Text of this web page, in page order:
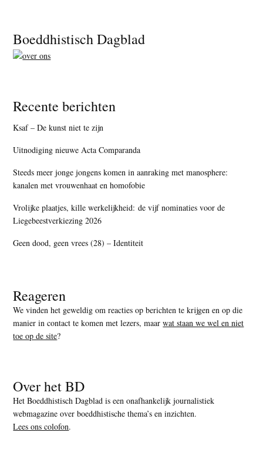
Footer
Boeddhistisch Dagblad
Recente berichten
Ksaf – De kunst niet te zijn
Uitnodiging nieuwe Acta Comparanda
Steeds meer jonge jongens komen in aanraking met manosphere:
kanalen met vrouwenhaat en homofobie
Vrolijke plaatjes, kille werkelijkheid: de vijf nominaties voor de
Liegebeestverkiezing 2026
Geen dood, geen vrees (28) – Identiteit
Reageren
We vinden het geweldig om reacties op berichten te krijgen en op die
manier in contact te komen met lezers, maarwat staan we wel en niet
toe op de site?
Over het BD
Het Boeddhistisch Dagblad is een onafhankelijk journalistiek
webmagazine over boeddhistische thema’s en inzichten.
Lees ons colofon.